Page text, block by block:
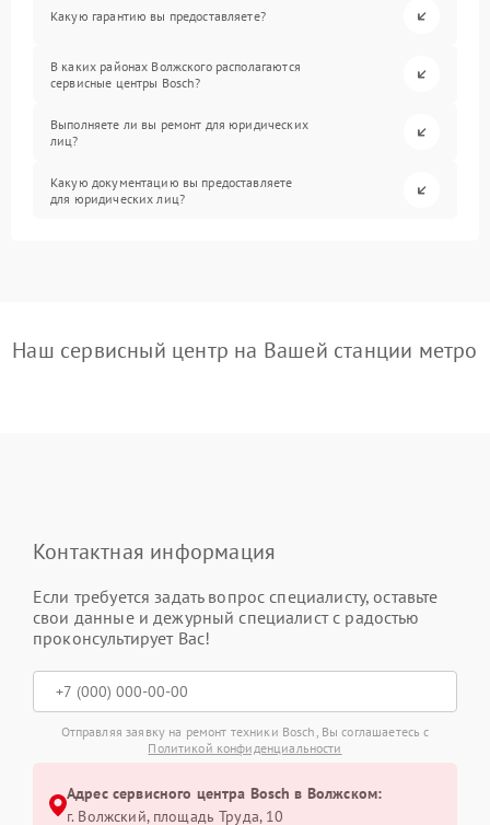
Какую гарантию вы предоставляете?
В каких районах Волжского располагаются
сервисные центры Bosch?
Выполняете ли вы ремонт для юридических
лиц?
Какую документацию вы предоставляете
для юридических лиц?
Наш сервисный центр на Вашей станции метро
Контактная информация
Если требуется задать вопрос специалисту, оставьте
свои данные и дежурный специалист с радостью
проконсультирует Вас!
Отправляя заявку на ремонт техники Bosch, Вы соглашаетесь с
Политикой конфиденциальности
Адрес сервисного центра Bosch в Волжском:
г. Волжский, площадь Труда, 10